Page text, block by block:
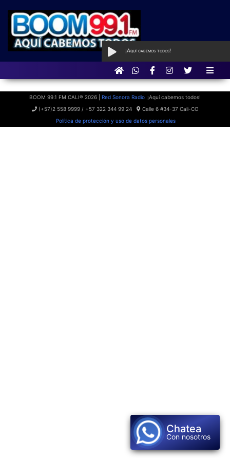
AL AIRE
con Boom Party
¡Aquí cabemos todos!
Chatea
Con nosotros
BOOM 99.1 FM CALI® 2026 | Red Sonora Radio ¡Aquí cabemos todos!
(+57)2 558 9999 / +57 322 344 99 24
Calle 6 #34-37 Cali-CO
Política de protección y uso de datos personales